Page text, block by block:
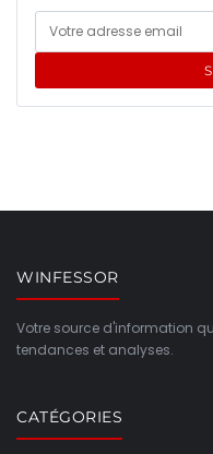
WINFESSOR
Votre source d'information
tendances et analyses.
CATÉGORIES